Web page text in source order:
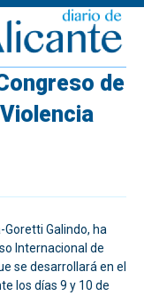
de
Galindo, ha
Internacional de
se desarrollará en el
los días 9 y 10 de